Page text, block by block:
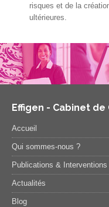
risques et de la
ultérieures.
Effigen - Cabinet de
Accueil
Qui sommes-nous ?
Publications & Interventions
Actualités
Blog